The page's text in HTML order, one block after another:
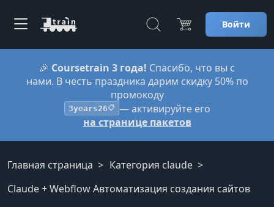
Войти
🎉 Coursetrain 3 года! Спасибо, что вы с
нами. В честь праздника дарим скидку 50% по
промокоду
3years26📋 — активируйте его
на странице пакетов
Главная страница
Категория claude
Claude + Webflow Автоматизация создания сайтов